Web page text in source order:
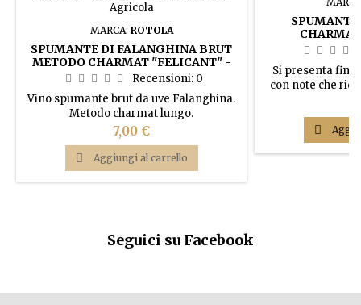
MARCA: ROTOLA
SPUMANTE DI FALANGHINA BRUT
METODO CHARMAT "FELICANT" -
ROTOLA AZIENDA AGRICOLA
Recensioni: 0
Vino spumante brut da uve Falanghina.
Metodo charmat lungo.
Prezzo
7,00 €
 Aggiungi al carrello
Si presenta
con note che
giustamente
delicato e
mandorle

Seguici su Facebook